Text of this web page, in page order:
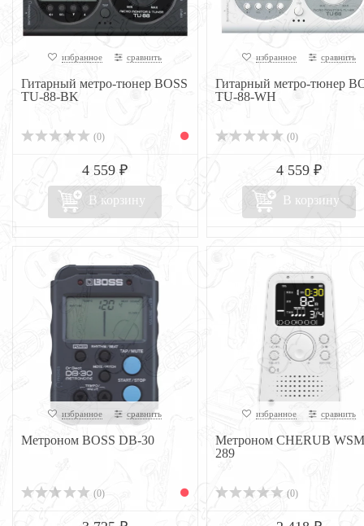
избранное сравнить
Гитарный метро-тюнер BOSS
TU-88-BK
(0)
4 559 ₽
В корзину
избранное сравнить
Гитарный метро-тюнер
TU-88-WH
(0)
4 559 ₽
В корзину
избранное сравнить
Метроном BOSS DB-30
(0)
избранное сравнить
Метроном CHERUB
289
(0)